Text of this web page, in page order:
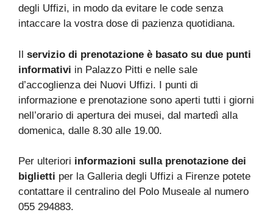
degli Uffizi, in modo da evitare le code senza
intaccare la vostra dose di pazienza quotidiana.
Il servizio di prenotazione è basato su due punti
informativi in Palazzo Pitti e nelle sale
d’accoglienza dei Nuovi Uffizi. I punti di
informazione e prenotazione sono aperti tutti i giorni
nell’orario di apertura dei musei, dal martedì alla
domenica, dalle 8.30 alle 19.00.
Per ulteriori informazioni sulla prenotazione dei
biglietti per la Galleria degli Uffizi a Firenze potete
contattare il centralino del Polo Museale al numero
055 294883.